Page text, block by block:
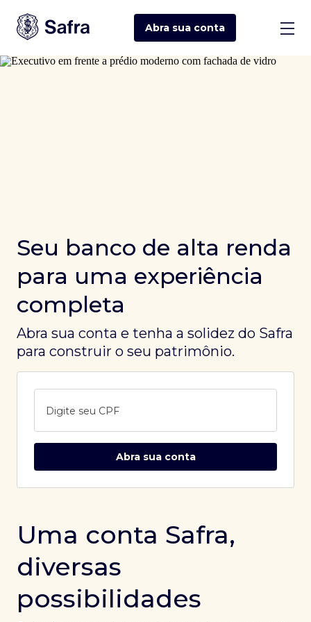
Abra sua conta
Seu banco de alta renda
para uma experiência
completa
Abra sua conta e tenha a solidez do Safra
para construir o seu patrimônio.
Digite seu CPF
Abra sua conta
Uma conta Safra,
diversas
possibilidades